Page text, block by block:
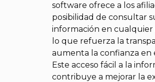
software ofrece a los
posibilidad de consultar
información en
lo que refuerza la
aumenta la confianza en
Este acceso fácil a la
contribuye a mejorar la